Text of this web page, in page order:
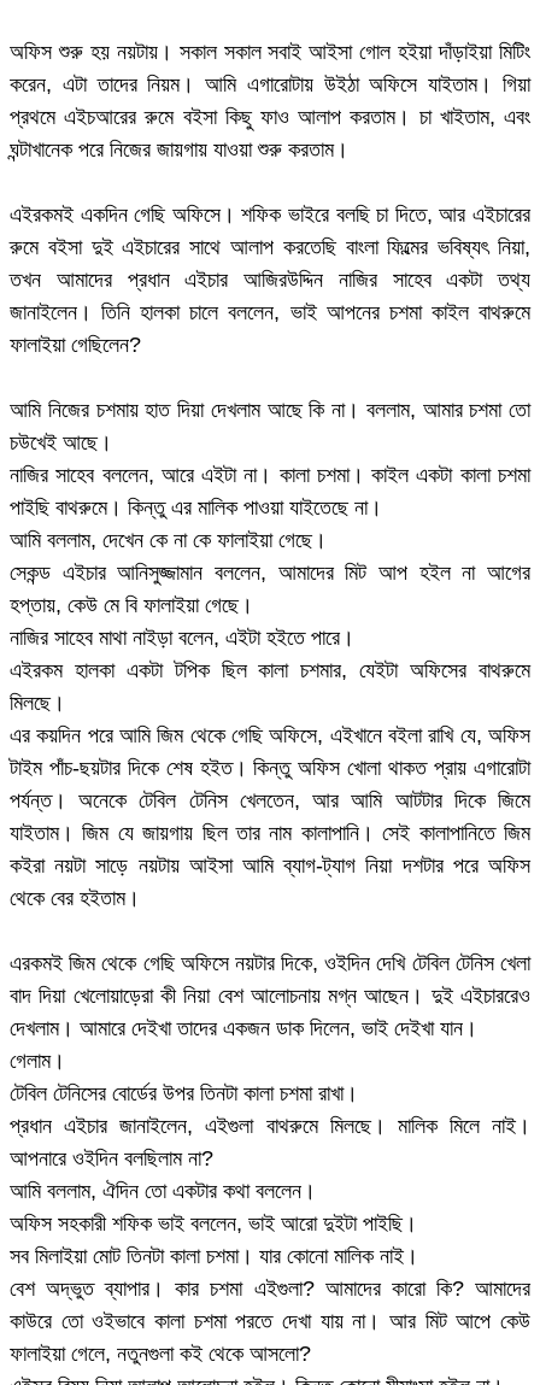
অফিস শুরু হয় নয়টায়। সকাল সকাল সবাই আইসা গোল হইয়া দাঁড়াইয়া মিটিং
করেন, এটা তাদের নিয়ম। আমি এগারোটায় উইঠা অফিসে যাইতাম। গিয়া
প্রথমে এইচআরের রুমে বইসা কিছু ফাও আলাপ করতাম। চা খাইতাম, এবং
ঘন্টাখানেক পরে নিজের জায়গায় যাওয়া শুরু করতাম।
এইরকমই একদিন গেছি অফিসে। শফিক ভাইরে বলছি চা দিতে, আর এইচারের
রুমে বইসা দুই এইচারের সাথে আলাপ করতেছি বাংলা ফিল্মের ভবিষ্যৎ নিয়া,
তখন আমাদের প্রধান এইচার আজিরউদ্দিন নাজির সাহেব একটা তথ্য
জানাইলেন। তিনি হালকা চালে বললেন, ভাই আপনের চশমা কাইল বাথরুমে
ফালাইয়া গেছিলেন?
আমি নিজের চশমায় হাত দিয়া দেখলাম আছে কি না। বললাম, আমার চশমা তো
চউখেই আছে।
নাজির সাহেব বললেন, আরে এইটা না। কালা চশমা। কাইল একটা কালা চশমা
পাইছি বাথরুমে। কিন্তু এর মালিক পাওয়া যাইতেছে না।
আমি বললাম, দেখেন কে না কে ফালাইয়া গেছে।
সেকন্ড এইচার আনিসুজ্জামান বললেন, আমাদের মিট আপ হইল না আগের
হপ্তায়, কেউ মে বি ফালাইয়া গেছে।
নাজির সাহেব মাথা নাইড়া বলেন, এইটা হইতে পারে।
এইরকম হালকা একটা টপিক ছিল কালা চশমার, যেইটা অফিসের বাথরুমে
মিলছে।
এর কয়দিন পরে আমি জিম থেকে গেছি অফিসে, এইখানে বইলা রাখি যে, অফিস
টাইম পাঁচ-ছয়টার দিকে শেষ হইত। কিন্তু অফিস খোলা থাকত প্রায় এগারোটা
পর্যন্ত। অনেকে টেবিল টেনিস খেলতেন, আর আমি আটটার দিকে জিমে
যাইতাম। জিম যে জায়গায় ছিল তার নাম কালাপানি। সেই কালাপানিতে জিম
কইরা নয়টা সাড়ে নয়টায় আইসা আমি ব্যাগ-ট্যাগ নিয়া দশটার পরে অফিস
থেকে বের হইতাম।
এরকমই জিম থেকে গেছি অফিসে নয়টার দিকে, ওইদিন দেখি টেবিল টেনিস খেলা
বাদ দিয়া খেলোয়াড়েরা কী নিয়া বেশ আলোচনায় মগ্ন আছেন। দুই এইচাররেও
দেখলাম। আমারে দেইখা তাদের একজন ডাক দিলেন, ভাই দেইখা যান।
গেলাম।
টেবিল টেনিসের বোর্ডের উপর তিনটা কালা চশমা রাখা।
প্রধান এইচার জানাইলেন, এইগুলা বাথরুমে মিলছে। মালিক মিলে নাই।
আপনারে ওইদিন বলছিলাম না?
আমি বললাম, ঐদিন তো একটার কথা বললেন।
অফিস সহকারী শফিক ভাই বললেন, ভাই আরো দুইটা পাইছি।
সব মিলাইয়া মোট তিনটা কালা চশমা। যার কোনো মালিক নাই।
বেশ অদ্ভুত ব্যাপার। কার চশমা এইগুলা? আমাদের কারো কি? আমাদের
কাউরে তো ওইভাবে কালা চশমা পরতে দেখা যায় না। আর মিট আপে কেউ
ফালাইয়া গেলে, নতুনগুলা কই থেকে আসলো?